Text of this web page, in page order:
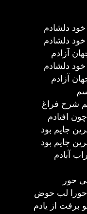
دلشادم
دلشادم
آزادم
دلشادم
آزادم
شرح فراغ
افتادم
جایم بود
جایم بود
آبادم
حور
حورا لب حوض
از یادم